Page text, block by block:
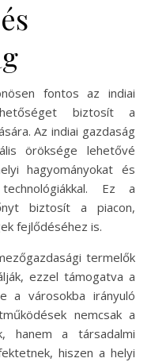
fontos az indiai
biztosít a
Az indiai gazdaság
öröksége lehetővé
hagyományokat és
Ez a
biztosít a piacon,
fejlődéséhez is.
termelők
ezzel támogatva a
a városokba irányuló
nemcsak a
hanem a társadalmi
hiszen a helyi